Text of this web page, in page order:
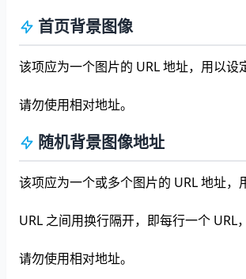
首页背景图像
该项应为一个图片的 URL 地址，用以
请勿使用相对地址。
随机背景图像地址
该项应为一个或多个图片的 URL 地址
URL 之间用换行隔开，即每行一个 URL，
请勿使用相对地址。